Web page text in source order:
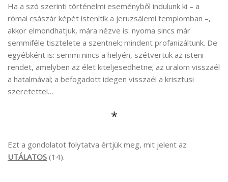
Ha a szó szerinti történelmi eseményből indulunk ki – a
római császár képét istenítik a jeruzsálemi templomban –,
akkor elmondhatjuk, mára nézve is: nyoma sincs már
semmiféle tisztelete a szentnek; mindent profanizáltunk. De
egyébként is: semmi nincs a helyén, szétvertük az isteni
rendet, amelyben az élet kiteljesedhetne; az uralom visszaél
a hatalmával; a befogadott idegen visszaél a krisztusi
szeretettel…
*
Ezt a gondolatot folytatva értjük meg, mit jelent az
UTÁLATOS (14).